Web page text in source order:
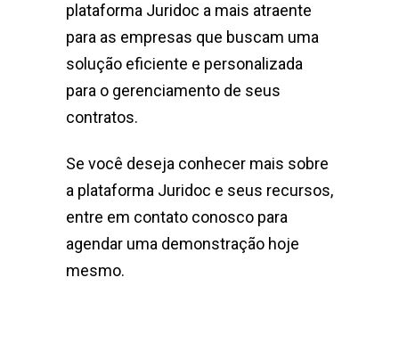
plataforma Juridoc a mais atraente
para as empresas que buscam uma
solução eficiente e personalizada
para o gerenciamento de seus
contratos.
Se você deseja conhecer mais sobre
a plataforma Juridoc e seus recursos,
entre em contato conosco para
agendar uma demonstração hoje
mesmo.